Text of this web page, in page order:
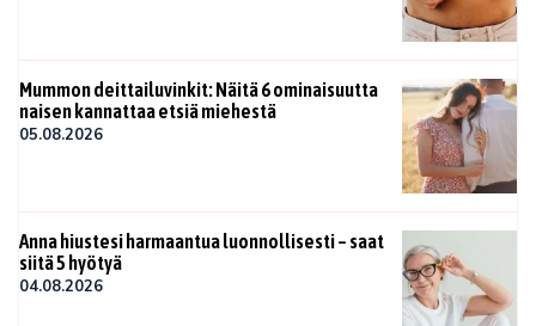
Mummon deittailuvinkit: Näitä 6 ominaisuutta
naisen kannattaa etsiä miehestä
05.08.2026
Anna hiustesi harmaantua luonnollisesti – saat
siitä 5 hyötyä
04.08.2026